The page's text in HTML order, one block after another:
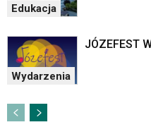
Edukacja
Wydarzenia
JÓZEFEST